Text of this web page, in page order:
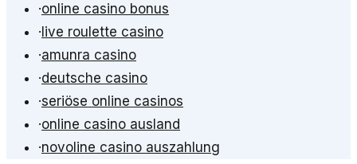
·online casino bonus
· live roulette casino
·amunra casino
·deutsche casino
·seriöse online casinos
·online casino ausland
·novoline casino auszahlung